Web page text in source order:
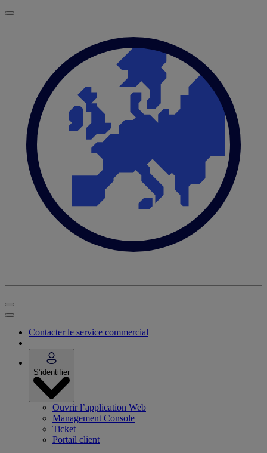
Contacter le service commercial
S’identifier
Ouvrir l’application Web
Management Console
Ticket
Portail client